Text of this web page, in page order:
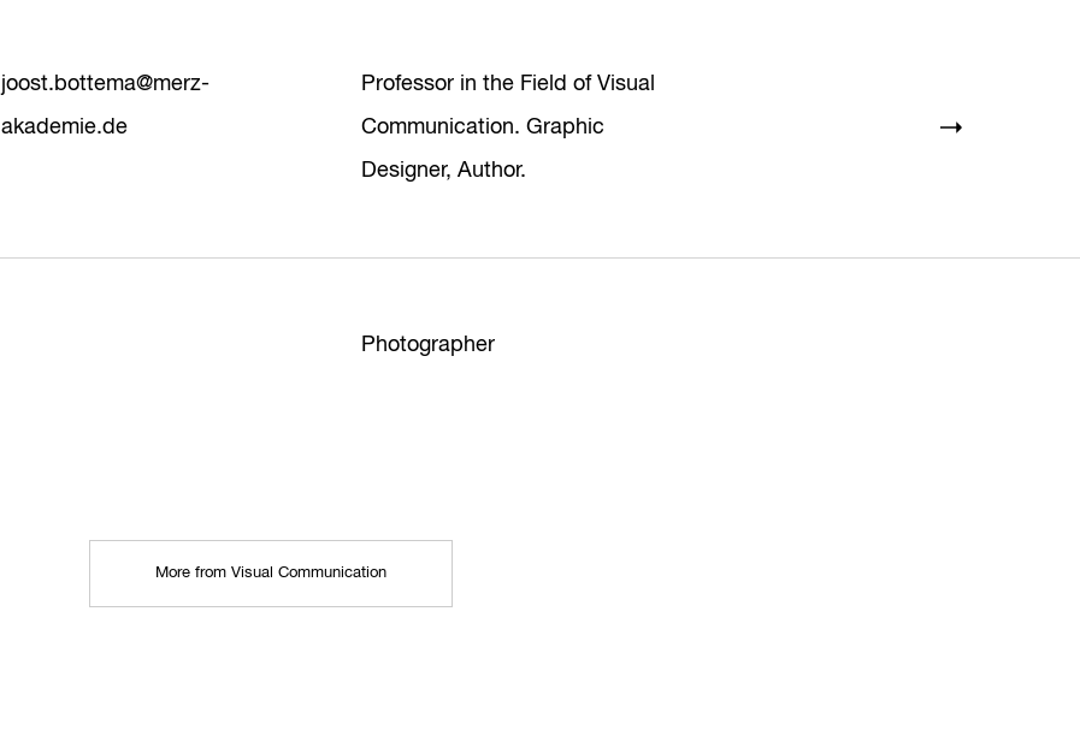
joost.bottema@merz-
akademie.de
Professor in the Field of Visual
Communication. Graphic
Designer, Author.
Photographer
More from Visual Communication